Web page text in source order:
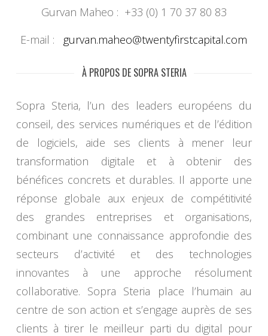
Gurvan Maheo : +33 (0) 1 70 37 80 83
E-mail : gurvan.maheo@twentyfirstcapital.com
À PROPOS DE SOPRA STERIA
Sopra Steria, l’un des leaders européens du
conseil, des services numériques et de l’édition
de logiciels, aide ses clients à mener leur
transformation digitale et à obtenir des
bénéfices concrets et durables. Il apporte une
réponse globale aux enjeux de compétitivité
des grandes entreprises et organisations,
combinant une connaissance approfondie des
secteurs d’activité et des technologies
innovantes à une approche résolument
collaborative. Sopra Steria place l’humain au
centre de son action et s’engage auprès de ses
clients à tirer le meilleur parti du digital pour